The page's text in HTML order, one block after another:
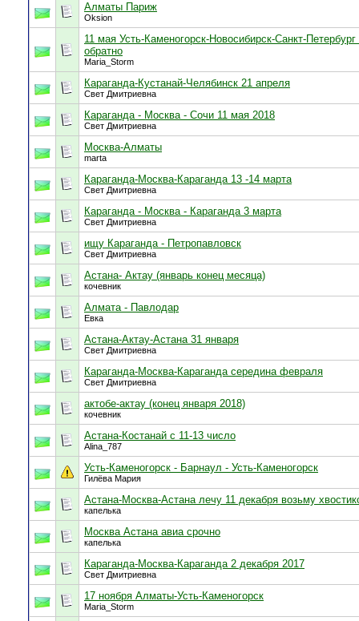
Алматы Париж
Oksion
11 мая Усть-Каменогорск-Новосибирск-Санкт-Петербург
обратно
Maria_Storm
Караганда-Кустанай-Челябинск 21 апреля
Свет Дмитриевна
Караганда - Москва - Сочи 11 мая 2018
Свет Дмитриевна
Москва-Алматы
marta
Караганда-Москва-Караганда 13 -14 марта
Свет Дмитриевна
Караганда - Москва - Караганда 3 марта
Свет Дмитриевна
ищу Караганда - Петропавловск
Свет Дмитриевна
Астана- Актау (январь конец месяца)
кочевник
Алмата - Павлодар
Евка
Астана-Актау-Астана 31 января
Свет Дмитриевна
Караганда-Москва-Караганда середина февраля
Свет Дмитриевна
актобе-актау (конец января 2018)
кочевник
Астана-Костанай с 11-13 число
Alina_787
Усть-Каменогорск - Барнаул - Усть-Каменогорск
Гилёва Мария
Астана-Москва-Астана лечу 11 декабря возьму
капелька
Москва Астана авиа срочно
капелька
Караганда-Москва-Караганда 2 декабря 2017
Свет Дмитриевна
17 ноября Алматы-Усть-Каменогорск
Maria_Storm